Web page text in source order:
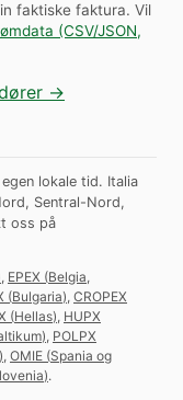
faktiske faktura. Vil
(CSV/JSON,
→
lokale tid. Italia
Sentral-Nord,
oss på
, EPEX (Belgia,
(Bulgaria), CROPEX
(Hellas), HUPX
), POLPX
), OMIE (Spania og
).